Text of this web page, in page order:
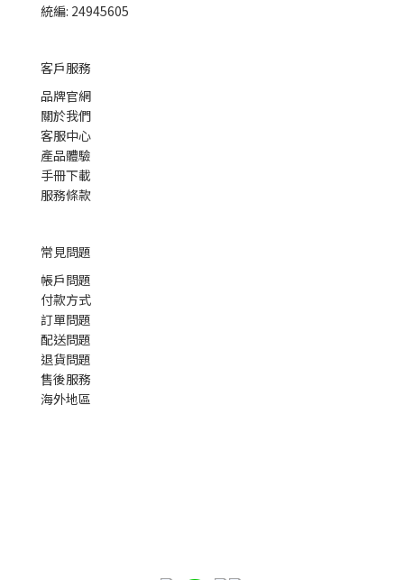
統編: 24945605
客戶服務
品牌官網
關於我們
客服中心
產品體驗
手冊下載
服務條款
常見問題
帳戶問題
付款方式
訂單問題
配送問題
退貨問題
售後服務
海外地區